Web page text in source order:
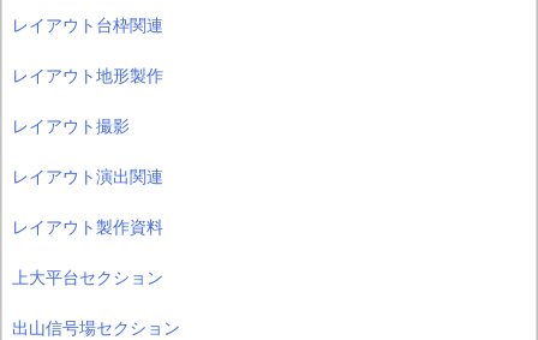
レイアウト台枠関連
レイアウト地形製作
レイアウト撮影
レイアウト演出関連
レイアウト製作資料
上大平台セクション
出山信号場セクション